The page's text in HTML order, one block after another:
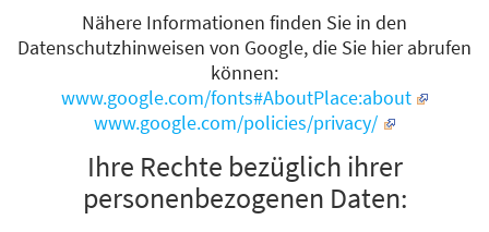
Nähere Informationen finden Sie in den
Datenschutzhinweisen von Google, die Sie hier abrufen
können:
www.google.com/fonts#AboutPlace:about
www.google.com/policies/privacy/
Ihre Rechte bezüglich ihrer
personenbezogenen Daten: